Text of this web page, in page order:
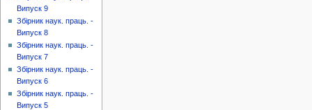
Випуск 9
Збірник наук. праць. -
Випуск 8
Збірник наук. праць. -
Випуск 7
Збірник наук. праць. -
Випуск 6
Збірник наук. праць. -
Випуск 5